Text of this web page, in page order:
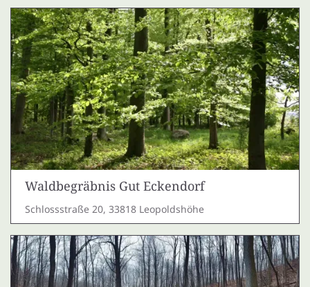
Waldbegräbnis Gut Eckendorf
Schlossstraße 20, 33818 Leopoldshöhe